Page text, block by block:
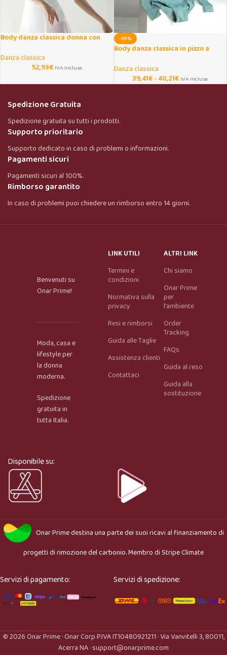
Onar AI Assistant
Body danza classica donna con
Danza classica
52,93€ IVA Inclusa
-35%
Body danza classica in pizzo a
Danza classica
39,41€-40,21€ IVA Inclusa
Spedizione Gratuita
Spedizione gratuita su tutti i prodotti.
Supporto prioritario
Supporto dedicato in caso di problemi o informazioni.
Pagamenti sicuri
Pagamenti sicuri al 100%.
Rimborso garantito
In caso di problemi puoi chiedere un rimborso entro 14 giorni.
Benvenuti su
Onar Prime!
Moda, casa e
lifestyle per
la donna
moderna.
Spedizione
gratuita in
tutta Italia.
LINK UTILI
Termini e
condizioni
Normativa sulla
privacy
Resi e rimborsi
Guida alle Taglie
Assistenza clienti
Contattaci
ALTRI LINK
Chi siamo
Onar Prime
per
l'ambiente
Order
Tracking
FAQs
Guida al reso
Guida alla
sostituzione
Disponibile su:
Onar Primedestina una parte dei suoi ricavi al finanziamento di
progetti di rimozione del carbonio. Membro diStripe Climate
Servizi di pagamento: Servizi di spedizione:
© 2026 Onar Prime · Onar Corp P.IVA IT10480921211 · Via Vanvitelli 3, 80011,
Acerra NA · support@onarprime.com